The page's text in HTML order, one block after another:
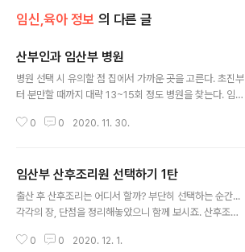
임신,육아 정보 의 다른 글
산부인과 임산부 병원
병원 선택 시 유의할 점 집에서 가까운 곳을 고른다. 초진부
터 분만할 때까지 대략 13~15회 정도 병원을 찾는다. 임신
번, 막달에는 일주일에 한 번 검진을 받는다. 이를 고려해
산욕기까지 같은 병원에서 진찰을 받는 것이 가장 바람직
하다. 정해진 주치의와 임신부가 지속적인 신뢰감을 쌓으
면 임신부 입장에서는 안심하고 분만할 수 있으며, 의사는
고려한다. 35세 이상인 경우, 가족 중 유전적 질병이 있는
0 0 2020. 11. 30.
임산부 산후조리원 선택하기 1탄
출산 후 산후조리는 어디서 할까? 부단히 선택하는 순간...
각각의 장, 단점을 정리해놓았으니 함께 보시죠. 산후조리
기관에 들어가므로 전적으로 자신의 몸만 돌보며 생활할
0 0 2020. 12. 1.